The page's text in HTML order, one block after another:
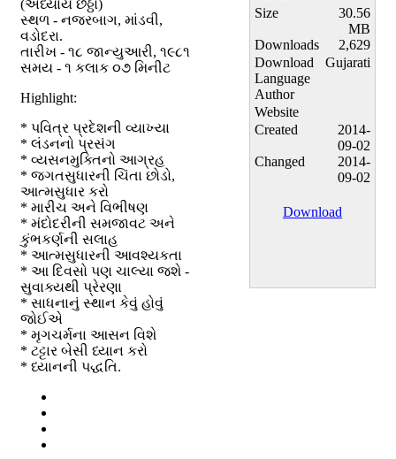
(અધ્યાય છઠ્ઠો)
સ્થળ - નજરબાગ, માંડવી,
વડોદરા.
તારીખ - ૧૮ જાન્યુઆરી, ૧૯૮૧
સમય - ૧ કલાક ૦૭ મિનીટ
Highlight:
* પવિત્ર પ્રદેશની વ્યાખ્યા
* લંડનનો પ્રસંગ
* વ્યસનમુક્તિનો આગ્રહ
* જગતસુધારની ચિંતા છોડો,
આત્મસુધાર કરો
* મારીચ અને વિભીષણ
* મંદોદરીની સમજાવટ અને
કુંભકર્ણની સલાહ
* આત્મસુધારની આવશ્યકતા
* આ દિવસો પણ ચાલ્યા જશે -
સુવાક્યથી પ્રેરણા
* સાધનાનું સ્થાન કેવું હોવું
જોઈએ
* મૃગચર્મના આસન વિશે
* ટટ્ટાર બેસી ધ્યાન કરો
* ધ્યાનની પદ્ધતિ.
Size
30.56
MB
Downloads
2,629
Download
Language
Gujarati
Author
Website
Created
2014-
09-02
Changed
2014-
09-02
Download